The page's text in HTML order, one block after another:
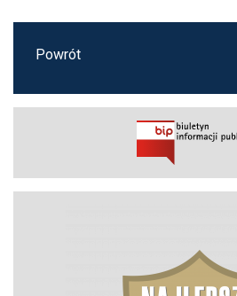
Powrót